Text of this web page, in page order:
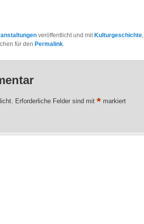
veröffentlicht und mit Kulturgeschichte,
für den Permalink.
Erforderliche Felder sind mit* markiert